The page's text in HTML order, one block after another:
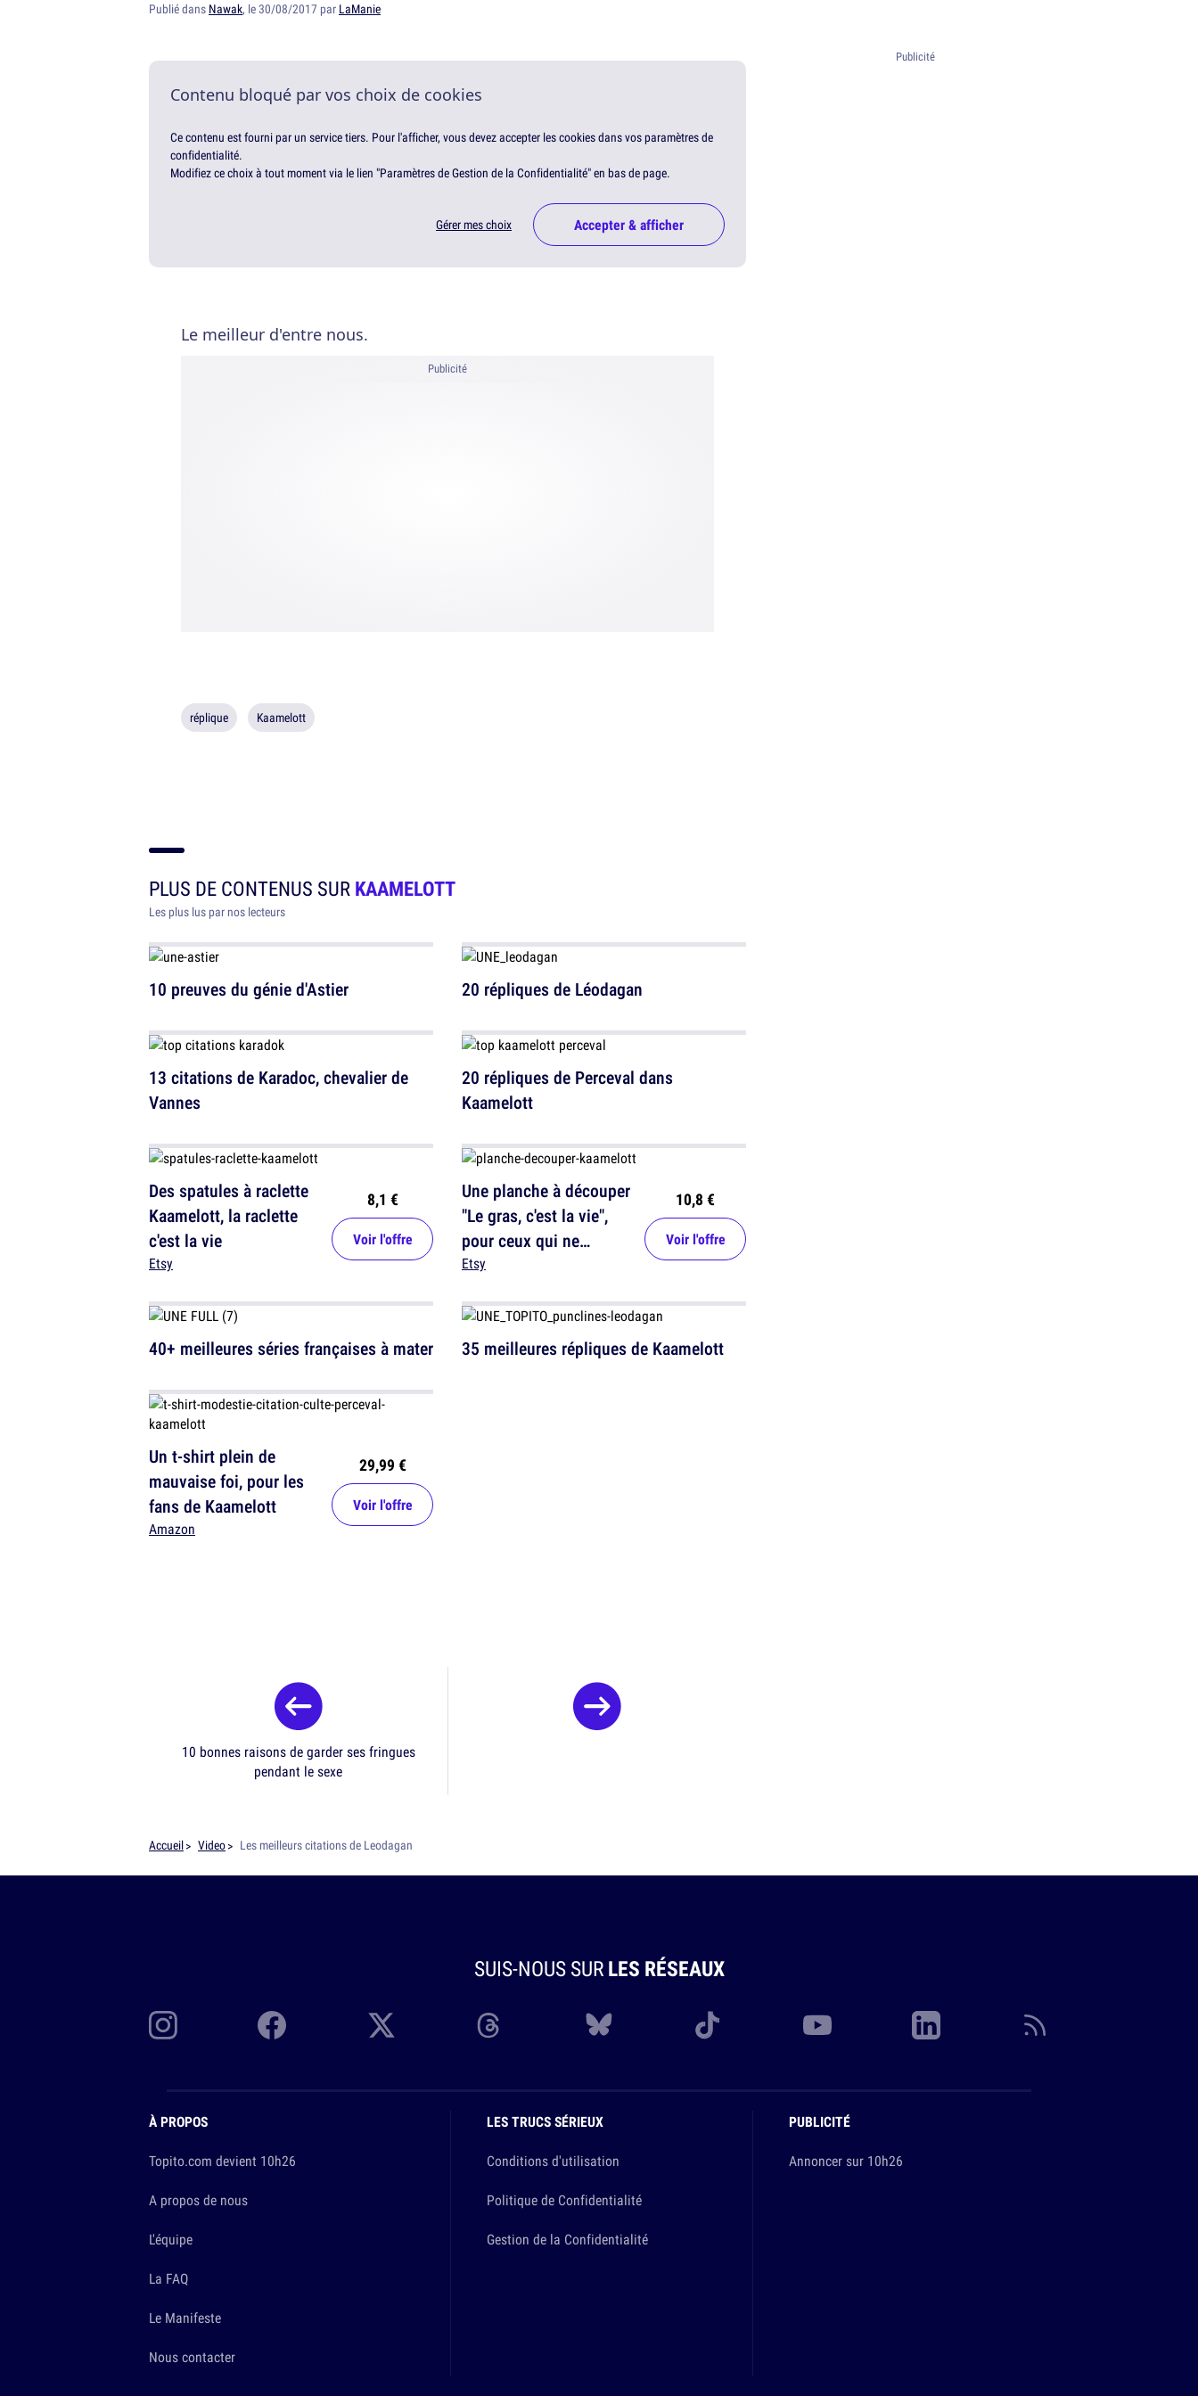
Publié dans Nawak, le 30/08/2017 par LaManie
Contenu bloqué par vos choix de cookies
Ce contenu est fourni par un service tiers. Pour l'afficher, vous devez accepter les cookies dans vos paramètres de
confidentialité.
Modifiez ce choix à tout moment via le lien "Paramètres de Gestion de la Confidentialité" en bas de page.
Gérer mes choix Accepter & afficher
Le meilleur d'entre nous.
Publicité
réplique Kaamelott
PLUS DE CONTENUS SURKAAMELOTT
Les plus lus par nos lecteurs
10 preuves du génie d'Astier
13 citations de Karadoc, chevalier de
Vannes
Des spatules à raclette
Kaamelott, la raclette
c'est la vie
Etsy
8,1 €
Voir l'offre
40+ meilleures séries françaises à mater
Un t-shirt plein de
mauvaise foi, pour les
fans de Kaamelott
Amazon
29,99 €
Voir l'offre
20 répliques de Léodagan
20 répliques de Perceval dans
Kaamelott
Une planche à découper
"Le gras, c'est la vie",
pour ceux qui ne
parlent qu'en citations
Etsy
10,8 €
Voir l'offre
35 meilleures répliques de Kaamelott
10 bonnes raisons de garder ses fringues
pendant le sexe
Accueil Video Les meilleurs citations de Leodagan
SUIS-NOUS SURLES RÉSEAUX
À PROPOS
Topito.com devient 10h26
A propos de nous
L'équipe
La FAQ
Le Manifeste
Nous contacter
LES TRUCS SÉRIEUX
Conditions d'utilisation
Politique de Confidentialité
Gestion de la Confidentialité
PUBLICITÉ
Annoncer sur 10h26